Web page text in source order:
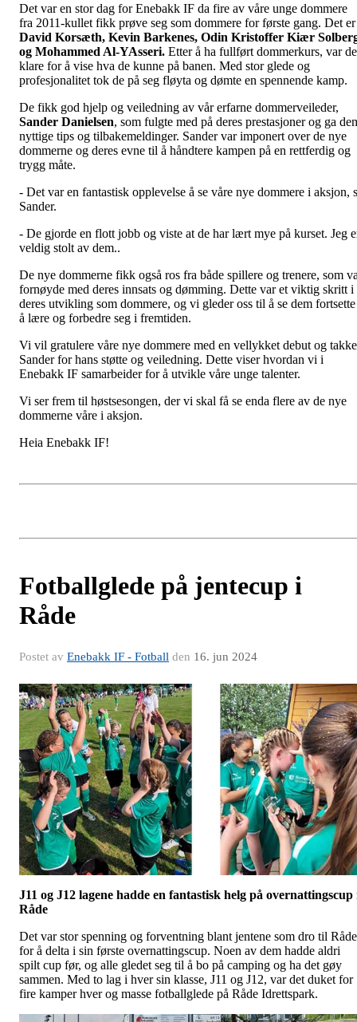
Det var en stor dag for Enebakk IF da fire av våre unge dommere
fra 2011-kullet fikk prøve seg som dommere for første gang. Det er
David Korsæth, Kevin Barkenes, Odin Kristoffer Kiær
og Mohammed Al-YAsseri. Etter å ha fullført dommerkurs, var de
klare for å vise hva de kunne på banen. Med stor glede og
profesjonalitet tok de på seg fløyta og dømte en spennende kamp.
De fikk god hjelp og veiledning av vår erfarne dommerveileder,
Sander Danielsen, som fulgte med på deres prestasjoner og ga
nyttige tips og tilbakemeldinger. Sander var imponert over de nye
dommerne og deres evne til å håndtere kampen på en rettferdig og
trygg måte.
- Det var en fantastisk opplevelse å se våre nye dommere i aksjon,
Sander.
- De gjorde en flott jobb og viste at de har lært mye på kurset. Jeg
veldig stolt av dem..
De nye dommerne fikk også ros fra både spillere og trenere, som
fornøyde med deres innsats og dømming. Dette var et viktig skritt i
deres utvikling som dommere, og vi gleder oss til å se dem fortsette
å lære og forbedre seg i fremtiden.
Vi vil gratulere våre nye dommere med en vellykket debut og takke
Sander for hans støtte og veiledning. Dette viser hvordan vi i
Enebakk IF samarbeider for å utvikle våre unge talenter.
Vi ser frem til høstsesongen, der vi skal få se enda flere av de nye
dommerne våre i aksjon.
Heia Enebakk IF!
Fotballglede på jentecup i
Råde
Postet av Enebakk IF - Fotball den 16. jun 2024
J11 og J12 lagene hadde en fantastisk helg på overnattingscup
Råde
Det var stor spenning og forventning blant jentene som dro til Råde
for å delta i sin første overnattingscup. Noen av dem hadde aldri
spilt cup før, og alle gledet seg til å bo på camping og ha det gøy
sammen. Med to lag i hver sin klasse, J11 og J12, var det duket for
fire kamper hver og masse fotballglede på Råde Idrettspark.